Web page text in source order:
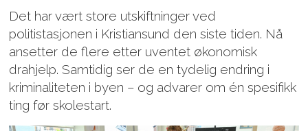
Det har vært store utskiftninger ved
politistasjonen i Kristiansund den siste tiden. Nå
ansetter de flere etter uventet økonomisk
drahjelp. Samtidig ser de en tydelig endring i
kriminaliteten i byen – og advarer om én spesifikk
ting før skolestart.